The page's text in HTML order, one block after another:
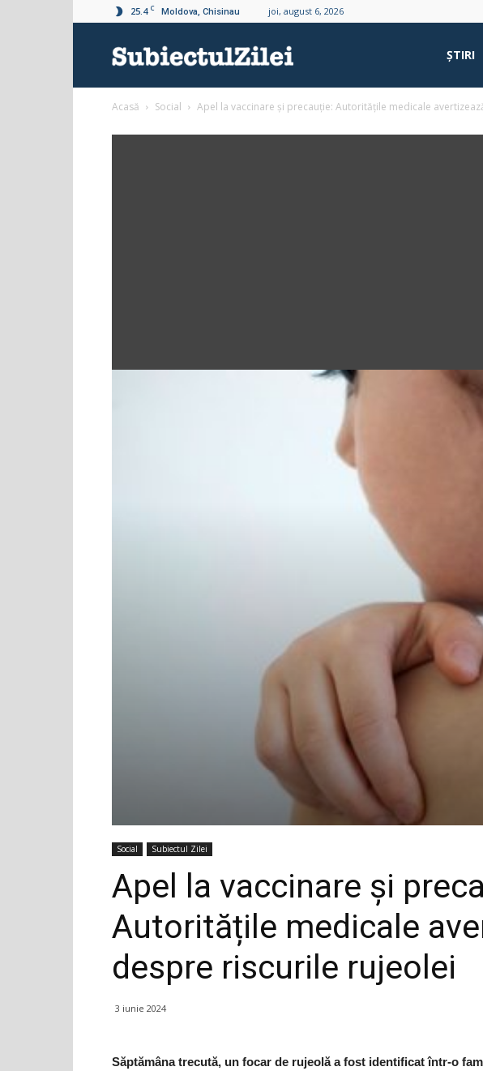
25.4 C Moldova, Chisinau joi, august 6, 2026
ŞTIRI
Acasă Social Apel la vaccinare și precauție: Autoritățile medicale
Social Subiectul Zilei
Apel la vaccinare și
Autoritățile medicale
despre riscurile rujeolei
3 iunie 2024
Săptămâna trecută, un focar de rujeolă a fost identificat într-o